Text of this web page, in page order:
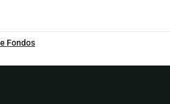
Fondos